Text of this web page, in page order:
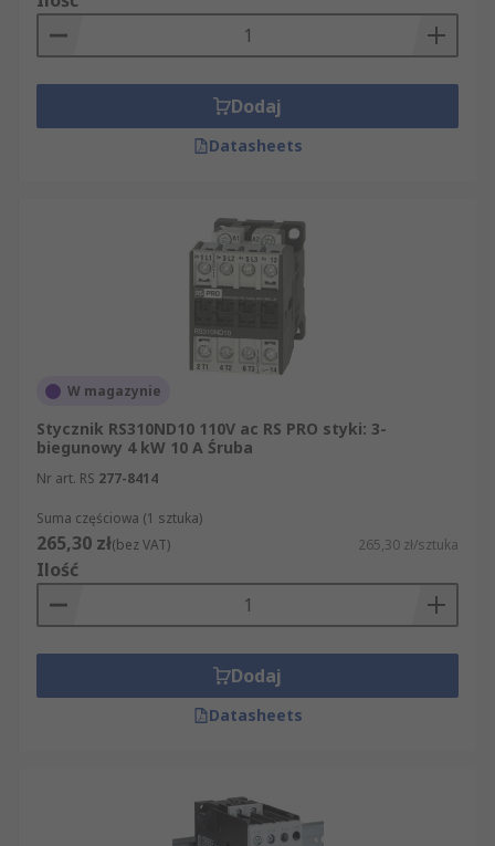
Dodaj
Datasheets
W magazynie
Stycznik RS310ND10 110V ac RS PRO styki: 3-
biegunowy 4 kW 10 A Śruba
Nr art. RS 277-8414
Suma częściowa (1 sztuka)
265,30 zł(bez VAT) 265,30 zł/sztuka
Ilość
Dodaj
Datasheets